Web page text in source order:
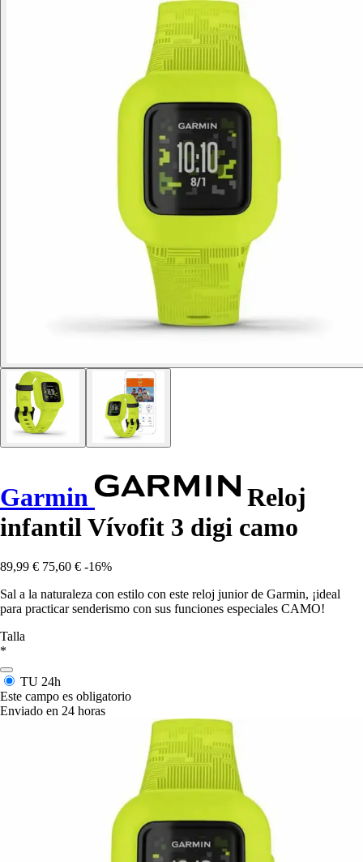
Garmin
Reloj
infantil Vívofit 3 digi camo
89,99 € 75,60 € -16%
Sal a la naturaleza con estilo con este reloj junior de Garmin, ¡ideal
para practicar senderismo con sus funciones especiales CAMO!
Talla
*
TU 24h
Este campo es obligatorio
Enviado en 24 horas